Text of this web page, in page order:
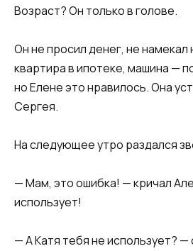
Возраст? Он только в голове.​
​Он не просил денег, не намекал
квартира в ипотеке, машина —
но Елене это нравилось. Она
Сергея.​
​На следующее утро раздался
​— Мам, это ошибка! — кричал
использует!​
​— А Катя тебя не использует?